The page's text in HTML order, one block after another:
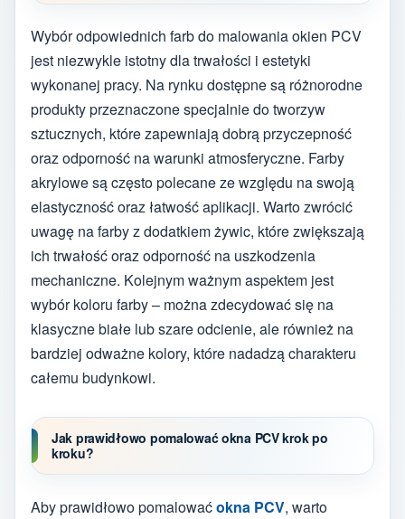
Wybór odpowiednich farb do malowania okien PCV
jest niezwykle istotny dla trwałości i estetyki
wykonanej pracy. Na rynku dostępne są różnorodne
produkty przeznaczone specjalnie do tworzyw
sztucznych, które zapewniają dobrą przyczepność
oraz odporność na warunki atmosferyczne. Farby
akrylowe są często polecane ze względu na swoją
elastyczność oraz łatwość aplikacji. Warto zwrócić
uwagę na farby z dodatkiem żywic, które zwiększają
ich trwałość oraz odporność na uszkodzenia
mechaniczne. Kolejnym ważnym aspektem jest
wybór koloru farby – można zdecydować się na
klasyczne białe lub szare odcienie, ale również na
bardziej odważne kolory, które nadadzą charakteru
całemu budynkowi.
Jak prawidłowo pomalować okna PCV krok po
kroku?
Aby prawidłowo pomalowaćokna PCV, warto